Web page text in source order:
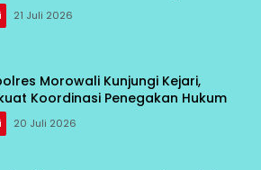
21 Juli 2026
Morowali Kunjungi Kejari,
Koordinasi Penegakan Hukum
20 Juli 2026